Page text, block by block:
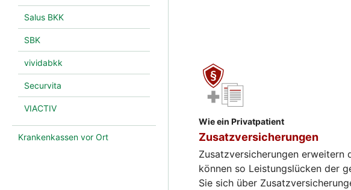
Salus BKK
SBK
vividabkk
Securvita
VIACTIV
Krankenkassen vor Ort
Wie ein Privatpatient
Zusatzversicherungen
Zusatzversicherungen erweitern
können so Leistungslücken der
Sie sich über